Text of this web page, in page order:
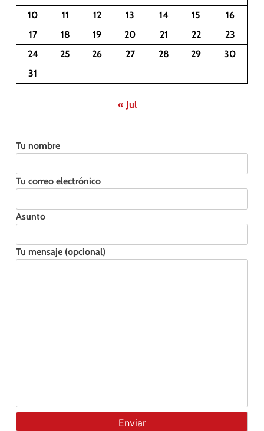
10
11 12 13 14 15
16
17
18 19 20 21 22
23
24
25 26 27 28 29
30
31
« Jul
Tu nombre
Tu correo electrónico
Asunto
Tu mensaje (opcional)